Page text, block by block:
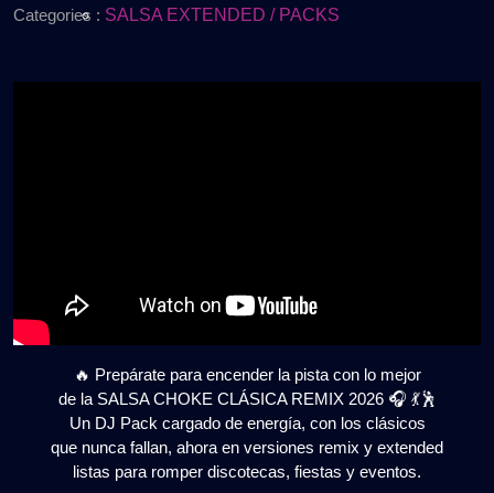
2026
DJ
Categories : SALSA EXTENDED / PACKS
🔥 Prepárate para encender la pista con lo mejor
de la SALSA CHOKE CLÁSICA REMIX 2026 🎧 💃🕺
Un DJ Pack cargado de energía, con los clásicos
que nunca fallan, ahora en versiones remix y extended
listas para romper discotecas, fiestas y eventos.